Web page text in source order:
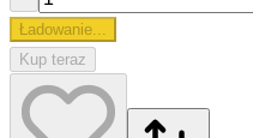
Ładowanie...
Kup teraz